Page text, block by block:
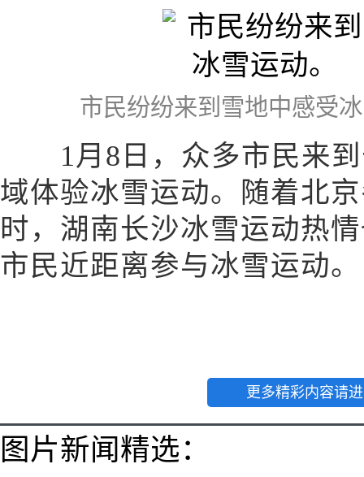
市民纷纷来到雪地中感受
1月8日，众多市民来到
域体验冰雪运动。随着北
时，湖南长沙冰雪运动热
市民近距离参与冰雪运动
更多精彩内容请
图片新闻精选：